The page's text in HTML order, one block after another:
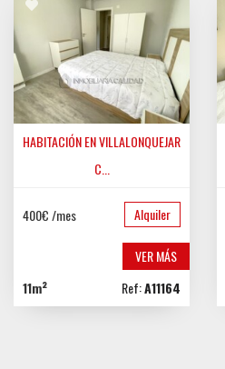
HABITACIÓN EN VILLALONQUEJAR
C...
400€ /mes Alquiler
VER MÁS
11m²
Ref:A11164